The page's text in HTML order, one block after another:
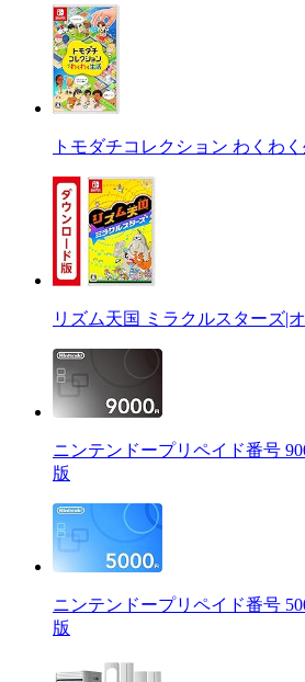
トモダチコレクション わくわ
リズム天国 ミラクルスターズ|
ニンテンドープリペイド番号
版
ニンテンドープリペイド番号
版